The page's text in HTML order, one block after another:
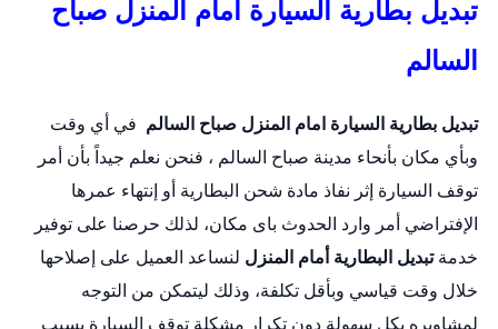
تبديل بطارية السيارة امام المنزل صباح
السالم
تبديل بطارية السيارة امام المنزل صباح السالم في أي وقت
وبأي مكان بأنحاء مدينة صباح السالم ، فنحن نعلم جيداً بأن أمر
توقف السيارة إثر نفاذ مادة شحن البطارية أو إنتهاء عمرها
الإفتراضي أمر وارد الحدوث باى مكان، لذلك حرصنا على توفير
خدمةتبديل البطارية أمام المنزل لنساعد العميل على إصلاحها
خلال وقت قياسي وبأقل تكلفة، وذلك ليتمكن من التوجه
لمشاويره بكل سهولة دون تكرار مشكلة توقف السيارة بسبب